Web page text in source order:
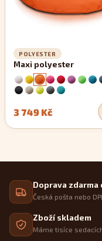
POLYESTER
Maxi polyester
3 749 Kč
Doprava zdarma
Česká pošta nebo
Zboží skladem
Máme tisíce